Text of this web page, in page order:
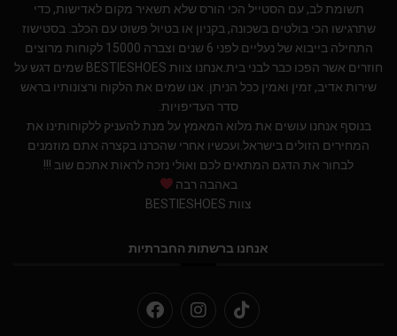
תשומת לב, עם הסטייל הכי הורס שלא תשאיר מקום לאדישות, כדי
שתרגישו הכי בולטים בשכונה, בקניון או בטיול פשוט עם הכלב. בסטישוז
התחילה בייבוא של נעליים לפני 6 שנים וצברה 15000 לקוחות מרוצים
חוזרים אשר הפכו כבר לבני בית.אנחנו צוות BESTIESHOES שמים דגש על
שירות אדיב, זמין ואמין ככל הניתן. אנו שמים את הלקוח ורצונותיו בראש
סדר העדיפויות.
בנוסף אנחנו עושים את מלוא המאמץ על מנת להעניק ללקוחותינו את
המחירים הזולים בישראל.ועכשיו אחרי שהכרנו בקצרה אתם מוזמנים
לבחור את הדגם המתאים לכם ואולי נזכה לראות אתכם שוב !!!
באהבה רבה
צוות BESTIESHOES
אנחנו ברשתות החברתיות